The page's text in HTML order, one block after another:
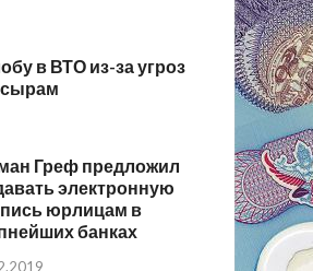
в ВТО из-за угроз
Греф предложил
электронную
юрлицам в
банках